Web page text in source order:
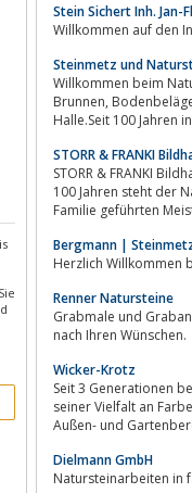
Stein Sichert Inh. Jan-
Willkommen auf den
Steinmetz und
Willkommen beim Natursteinwerk Glatt !•
Brunnen, Bodenbeläge• Sonderanfertigungen und RenovierungenBesuchen Sie unsere Ausstellung im Hof und in der
Halle.Seit 100 Jahren
STORR & FRANKI
STORR & FRANKI
100 Jahren steht der
Familie geführten
Bergmann |
Renner Natursteine
Grabmale und
nach Ihren Wünschen.
Wicker-Krotz
Seit 3 Generationen
seiner Vielfalt an Farben, Formen und Strukturen. Wir sind Ihr idealer Partner für den exklusiven
Außen- und
Dielmann GmbH
Natursteinarbeiten in